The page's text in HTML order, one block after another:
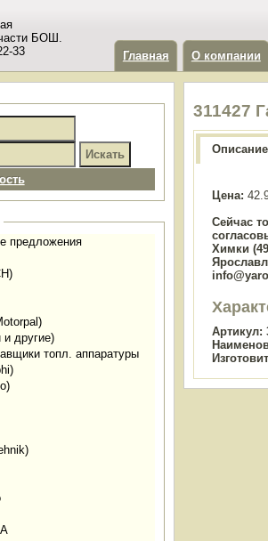
БОШ.
33
Главная О компании
предложения
и другие)
топл. аппаратуры
311427
Описание
Цена:
Сейчас
Химки
Артикул: